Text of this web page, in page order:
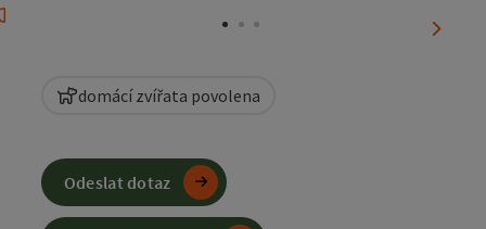
domácí zvířata povolena
Odeslat dotaz